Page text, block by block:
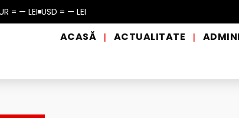
= — LEI USD = — LEI
Reamintire: puncte de prim ajutor și de distribuire a
ACASĂ | ACTUALITATE |